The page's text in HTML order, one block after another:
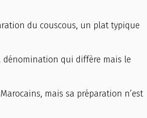
du couscous, un plat typique
dénomination qui diffère mais le
mais sa préparation n’est